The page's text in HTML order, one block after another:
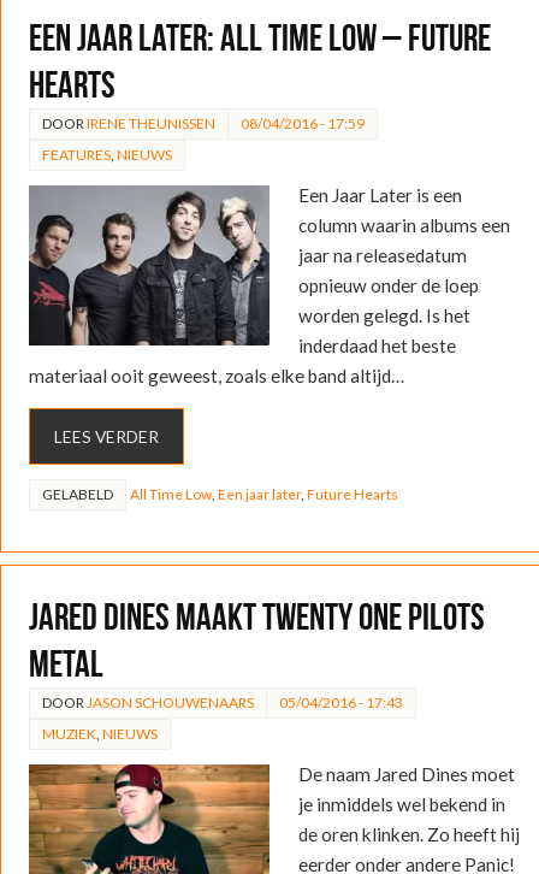
Een Jaar Later: All Time Low – Future
Hearts
DOOR IRENE THEUNISSEN
08/04/2016 - 17:59
FEATURES, NIEUWS
Een Jaar Later is een
column waarin albums een
jaar na releasedatum
opnieuw onder de loep
worden gelegd. Is het
inderdaad het beste
materiaal ooit geweest, zoals elke band altijd…
LEES VERDER
GELABELD All Time Low, Een jaar later, Future Hearts
Jared Dines maakt twenty one pilots
metal
DOOR JASON SCHOUWENAARS
05/04/2016 - 17:43
MUZIEK NIEUWS
De naam Jared Dines moet
je inmiddels wel bekend in
de oren klinken. Zo heeft hij
eerder onder andere Panic!